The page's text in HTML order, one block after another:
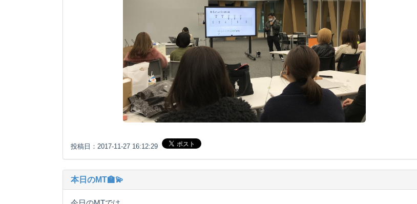
投稿日：2017-11-27 16:12:29
本日のMT🏫💫